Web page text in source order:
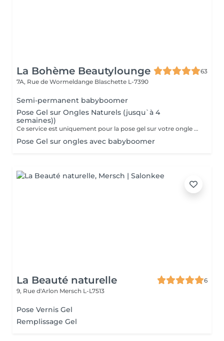
La Bohème Beautylounge
63
7A, Rue de Wormeldange Blaschette L-7390
Semi-permanent babyboomer
Pose Gel sur Ongles Naturels (jusqu`à 4
semaines))
Ce service est uniquement pour la pose gel sur votre ongle naturel !!!
Pose Gel sur ongles avec babyboomer
La Beauté naturelle
6
9, Rue d'Arlon Mersch L-L7513
Pose Vernis Gel
Remplissage Gel